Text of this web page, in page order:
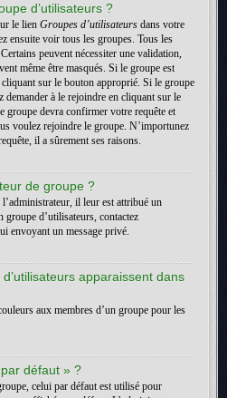
d’utilisateurs ?
le lien Groupes d’utilisateurs dans votre
ensuite voir tous les groupes. Tous les
peuvent nécessiter une validation,
même être masqués. Si le groupe est
sur le bouton approprié. Si le groupe
à le rejoindre en cliquant sur le
groupe devra confirmer votre requête et
voulez rejoindre le groupe. N’importunez
il a sûrement ses raisons.
de groupe ?
il leur est attribué un
groupe d’utilisateurs, contactez
envoyant un message privé.
apparaissent dans
aux membres d’un groupe pour les
par défaut » ?
celui par défaut est utilisé pour